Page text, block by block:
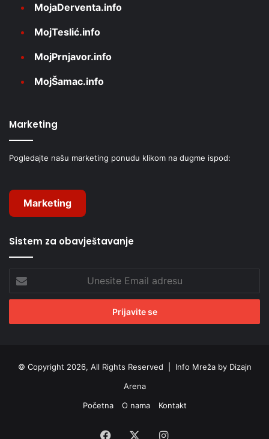
MojaDerventa.info
MojTeslić.info
MojPrnjavor.info
MojŠamac.info
Marketing
Pogledajte našu marketing ponudu klikom na dugme ispod:
Marketing
Sistem za obavještavanje
Email
adresu
© Copyright 2026, All Rights Reserved | Info Mreža by Dizajn
Arena
Početna
O nama Kontakt
Facebook Instagram